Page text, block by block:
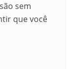
sem
que você